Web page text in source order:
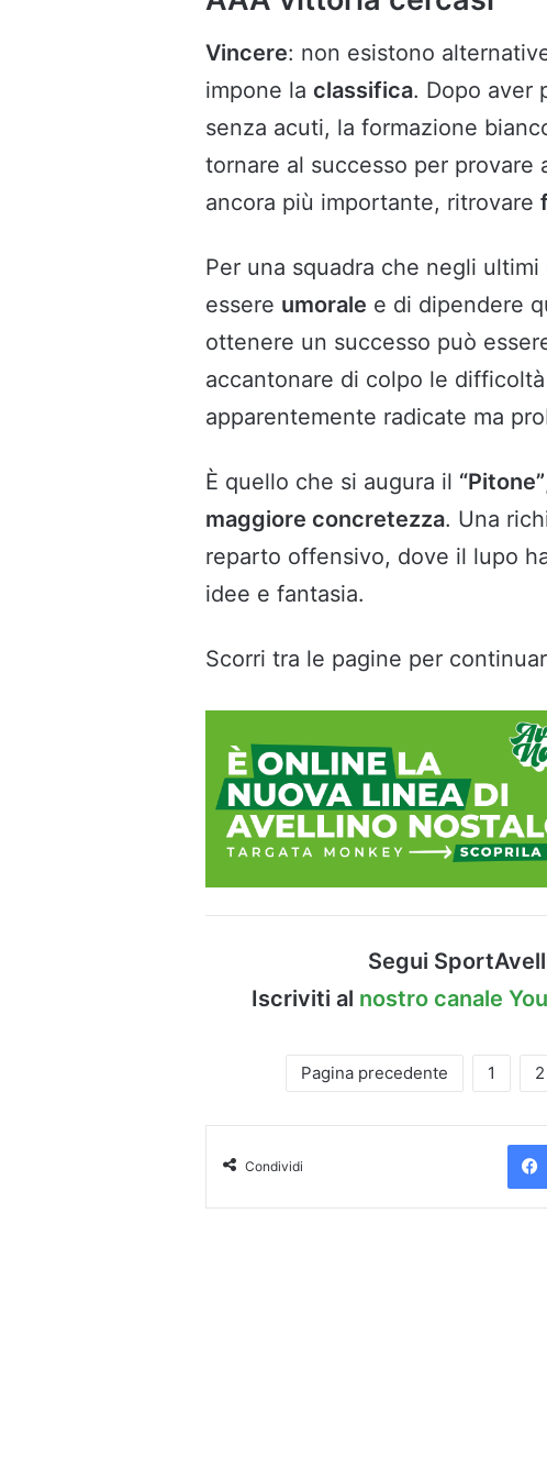
Vincere: non esistono
impone la classifica. Dopo aver
senza acuti, la formazione
tornare al successo per provare
ancora più importante, ritrovare
Per una squadra che negli
essere umorale e di dipendere
ottenere un successo può
accantonare di colpo le difficoltà
apparentemente radicate ma
È quello che si augura il “Pitone”
maggiore concretezza. Una
reparto offensivo, dove il lupo
idee e fantasia.
Scorri tra le pagine per
Segui
Iscriviti al nostro canale
Pagina precedente 1 2
Condividi